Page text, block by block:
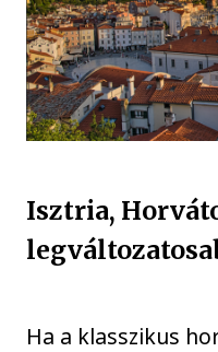
Isztria,
Ha a klasszikus